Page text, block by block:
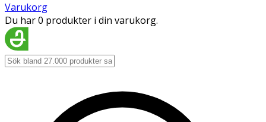
Varukorg
Du har 0 produkter i din varukorg.